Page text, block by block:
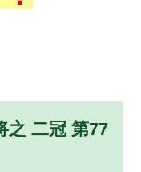
之 二冠 第77